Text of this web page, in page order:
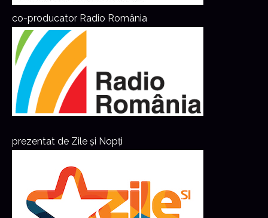
co-producator Radio România
prezentat de Zile și Nopți